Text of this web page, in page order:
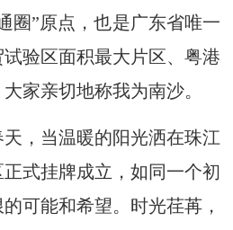
圈”原点，也是广东省唯一
验区面积最大片区、粤港
家亲切地称我为南沙。
，当温暖的阳光洒在珠江
式挂牌成立，如同一个初
可能和希望。时光荏苒，